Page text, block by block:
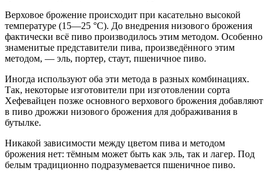
Верховое брожение происходит при касательно высокой
температуре (15—25 °C). До внедрения низового брожения
фактически всё пиво производилось этим методом. Особенно
знаменитые представители пива, произведённого этим
методом, — эль, портер, стаут, пшеничное пиво.
Иногда используют оба эти метода в разных комбинациях.
Так, некоторые изготовители при изготовлении сорта
Хефевайцен позже основного верхового брожения добавляют
в пиво дрожжи низового брожения для дображивания в
бутылке.
Никакой зависимости между цветом пива и методом
брожения нет: тёмным может быть как эль, так и лагер. Под
белым традиционно подразумевается пшеничное пиво.